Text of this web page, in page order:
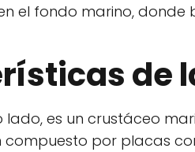
el fondo marino, donde
de
lado, es un crustáceo
por placas